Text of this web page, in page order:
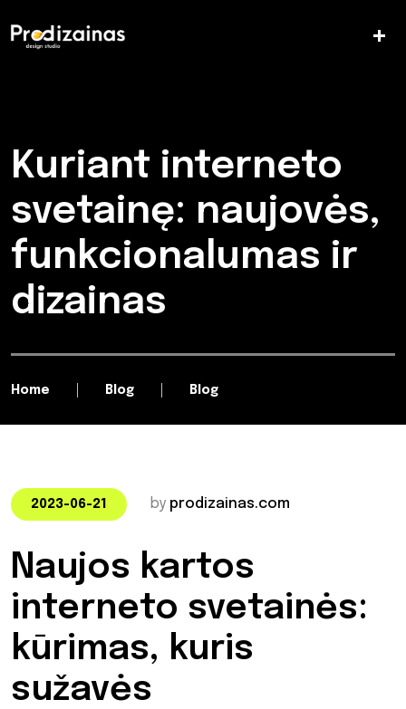
Kuriant interneto
svetainę: naujovės,
funkcionalumas ir
dizainas
Home Blog Blog
2023-06-21 by prodizainas.com
Naujos kartos
interneto svetainės:
kūrimas, kuris
sužavės